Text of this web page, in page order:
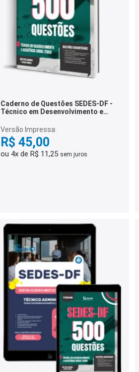
Caderno de Questões SEDES-DF -
Técnico em Desenvolvimento e
Questões Gabaritadas
Versão Impressa:
R$ 45,00
ou 4x de R$ 11,25 sem juros